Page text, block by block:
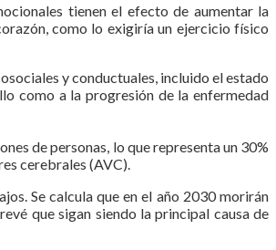
tienen el efecto de aumentar la
como lo exigiría un ejercicio físico
y conductuales, incluido el estado
como a la progresión de la enfermedad
de personas, lo que representa un 30%
cerebrales (AVC).
Se calcula que en el año 2030 morirán
que sigan siendo la principal causa de